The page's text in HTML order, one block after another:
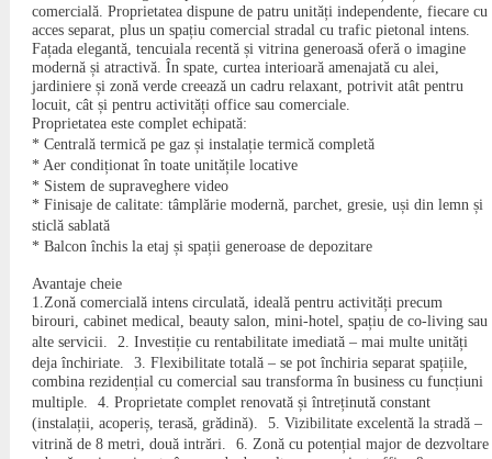
comercială. Proprietatea dispune de patru unități independente, fiecare cu
acces separat, plus un spațiu comercial stradal cu trafic pietonal intens.
Fațada elegantă, tencuiala recentă și vitrina generoasă oferă o imagine
modernă și atractivă. În spate, curtea interioară amenajată cu alei,
jardiniere și zonă verde creează un cadru relaxant, potrivit atât pentru
locuit, cât și pentru activități office sau comerciale.
Proprietatea este complet echipată:
* Centrală termică pe gaz și instalație termică completă
* Aer condiționat în toate unitățile locative
* Sistem de supraveghere video
* Finisaje de calitate: tâmplărie modernă, parchet, gresie, uși din lemn și
sticlă sablată
* Balcon închis la etaj și spații generoase de depozitare
Avantaje cheie
1.Zonă comercială intens circulată, ideală pentru activități precum
birouri, cabinet medical, beauty salon, mini-hotel, spațiu de co-living sau
alte servicii. 2. Investiție cu rentabilitate imediată – mai multe unități
deja închiriate. 3. Flexibilitate totală – se pot închiria separat spațiile,
combina rezidențial cu comercial sau transforma în business cu funcțiuni
multiple. 4. Proprietate complet renovată și întreținută constant
(instalații, acoperiș, terasă, grădină). 5. Vizibilitate excelentă la stradă –
vitrină de 8 metri, două intrări. 6. Zonă cu potențial major de dezvoltare